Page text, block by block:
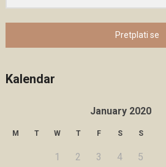
Pretplati se
Kalendar
January 2020
M T W T F S S
1 2 3 4 5